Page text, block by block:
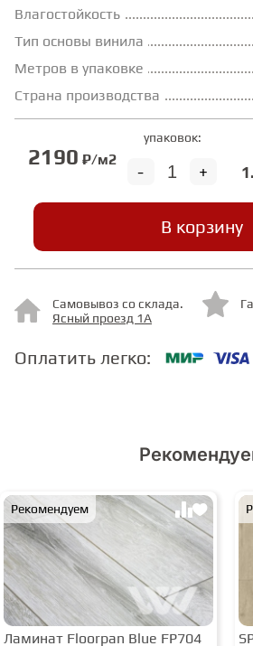
ЭКОМАССИВ
ИСКУССТВЕННАЯ
ИНЖЕНЕРНЫЙ
ФАНЕРА
ЛАМИНАТ SWF
Влагостойкость
Тип основы винила
Метров в упаковке
Страна производства
2190 ₽/м2
упаковок:
+
-
В корзину
Самовывоз со склада.
Ясный проезд 1А
Оплатить легко:
Рекомендуем
Ламинат Floorpan Blue FP704